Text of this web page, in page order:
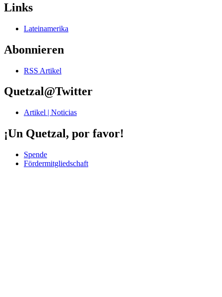
Links
Lateinamerika
Abonnieren
RSS Artikel
Quetzal@Twitter
Artikel | Noticias
¡Un Quetzal, por favor!
Spende
Fördermitgliedschaft